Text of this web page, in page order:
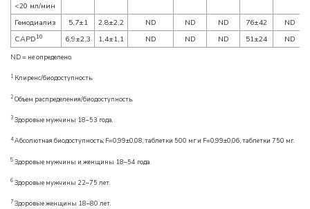
<20 мл/мин
Гемодиализ 5,7±1 2,8±2,2 ND ND ND 76±42
ND
CAPD10 6,9±2,3 1,4±1,1 ND ND ND 51±24 ND
ND = не определено.
1 Клиренс/биодоступность.
2 Объем распределения/биодоступность.
3 Здоровые мужчины 18–53 года.
4Абсолютная биодоступность; F=0,99±0,08, таблетки 500 мг и F=0,99±0,06, таблетки 750 мг.
5 Здоровые мужчины и женщины 18–54 года.
6 Здоровые мужчины 22–75 лет.
7 Здоровые женщины 18–80 лет.